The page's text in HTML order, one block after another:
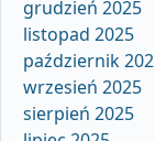
grudzień 2025
listopad 2025
październik
wrzesień 2025
sierpień 2025